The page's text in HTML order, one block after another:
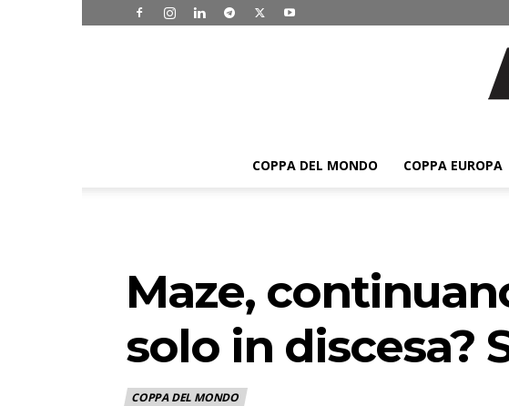
COPPA DEL MONDO COPPA EUROPA
Maze,
solo in discesa?
COPPA DEL MONDO